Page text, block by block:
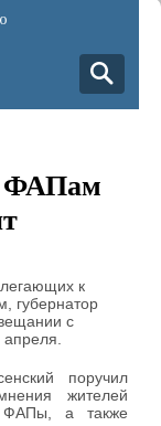
ФАПам
к
губернатор
с
апреля.
поручил
жителей
ФАПы, а также